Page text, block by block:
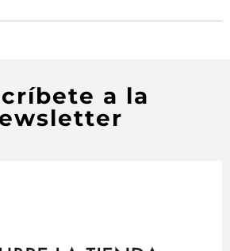
a la